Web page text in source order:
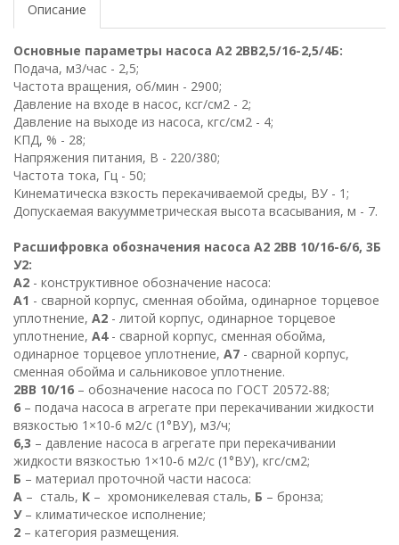
Описание
Основные параметры насоса А2 2ВВ2,5/16-2,5/4Б:
Подача, м3/час - 2,5;
Частота вращения, об/мин - 2900;
Давление на входе в насос, ксг/см2 - 2;
Давление на выходе из насоса, кгс/см2 - 4;
КПД, % - 28;
Напряжения питания, В - 220/380;
Частота тока, Гц - 50;
Кинематическа взкость перекачиваемой среды, ВУ - 1;
Допускаемая вакуумметрическая высота всасывания, м - 7.
Расшифровка обозначения насоса А2 2ВВ 10/16-6/6, 3Б
У2:
А2 - конструктивное обозначение насоса:
А1 - сварной корпус, сменная обойма, одинарное торцевое
уплотнение, А2 - литой корпус, одинарное торцевое
уплотнение, А4- сварной корпус, сменная обойма,
одинарное торцевое уплотнение, А7 - сварной корпус,
сменная обойма и сальниковое уплотнение.
2ВВ 10/16 – обозначение насоса по ГОСТ 20572-88;
6 – подача насоса в агрегате при перекачивании жидкости
вязкостью 1×10‑6 м2/с (1°ВУ), м3/ч;
6,3 – давление насоса в агрегате при перекачивании
жидкости вязкостью 1×10‑6 м2/с (1°ВУ), кгс/см2;
Б – материал проточной части насоса:
А – сталь, К – хромоникелевая сталь, Б – бронза;
У – климатическое исполнение;
2 – категория размещения.